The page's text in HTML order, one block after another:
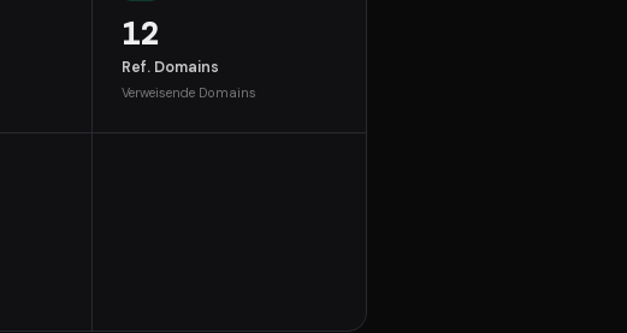
12
Ref. Domains
Verweisende Domains